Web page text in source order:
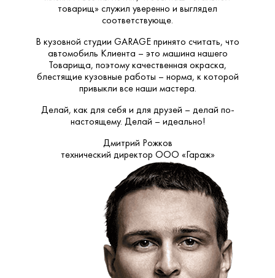
товарищ» служил уверенно и выглядел
соответствующе.
В кузовной студии GARAGE принято считать, что
автомобиль Клиента – это машина нашего
Товарища, поэтому качественная окраска,
блестящие кузовные работы – норма, к которой
привыкли все наши мастера.
Делай, как для себя и для друзей – делай по-
настоящему. Делай – идеально!
Дмитрий Рожков
технический директор ООО «Гараж»